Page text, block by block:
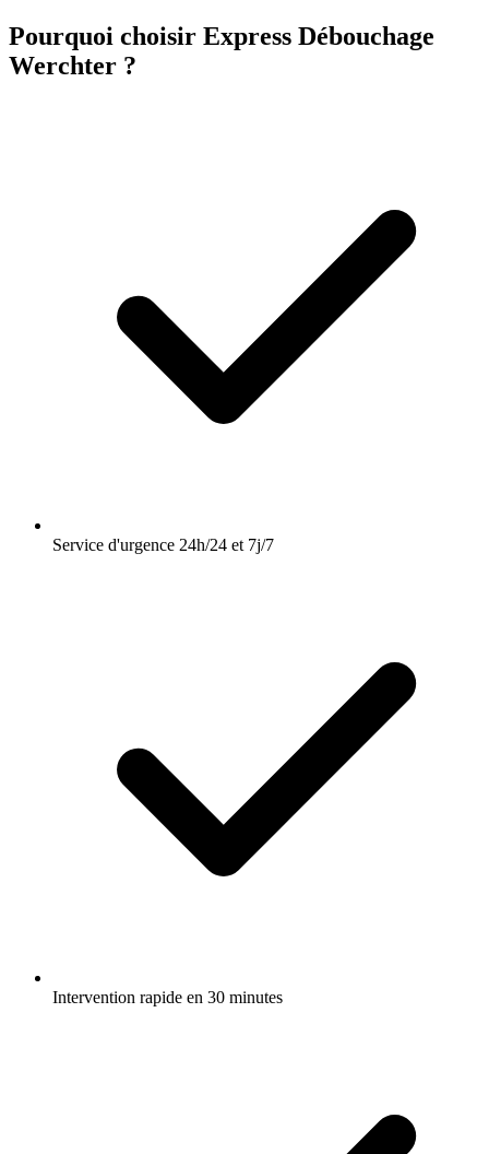
Pourquoi choisir Express Débouchage
Werchter ?
Service d'urgence 24h/24 et 7j/7
Intervention rapide en 30 minutes